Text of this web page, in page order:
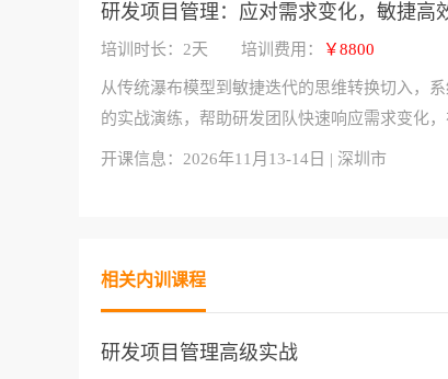
研发项目管理：应对需求变化，敏捷高
培训时长：2天 培训费用： ￥8800
从传统瀑布模型到敏捷迭代的思维转换切入，
的实战演练，帮助研发团队快速响应需求变化
开课信息： 2026年11月13-14日 | 深圳市
相关内训课程
研发项目管理高级实战